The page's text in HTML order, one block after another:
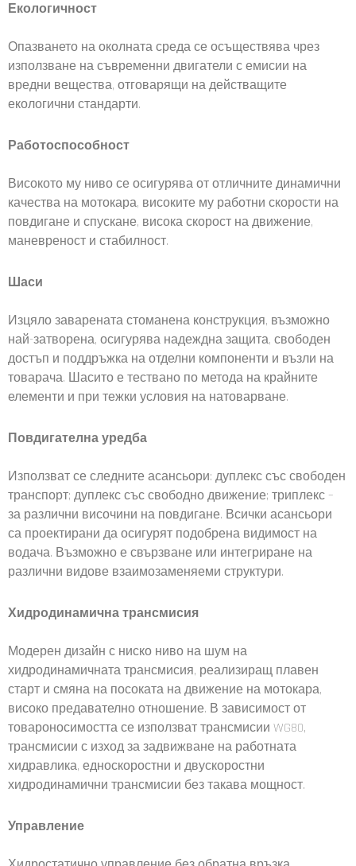
Екологичност
Опазването на околната среда се осъществява чрез
използване на съвременни двигатели с емисии на
вредни вещества, отговарящи на действащите
екологични стандарти.
Работоспособност
Високото му ниво се осигурява от отличните динамични
качества на мотокара, високите му работни скорости на
повдигане и спускане, висока скорост на движение,
маневреност и стабилност.
Шаси
Изцяло заварената стоманена конструкция, възможно
най-затворена, осигурява надеждна защита, свободен
достъп и поддръжка на отделни компоненти и възли на
товарача. Шасито е тествано по метода на крайните
елементи и при тежки условия на натоварване.
Повдигателна уредба
Използват се следните асансьори: дуплекс със свободен
транспорт; дуплекс със свободно движение; триплекс –
за различни височини на повдигане. Всички асансьори
са проектирани да осигурят подобрена видимост на
водача. Възможно е свързване или интегриране на
различни видове взаимозаменяеми структури.
Хидродинамична трансмисия
Модерен дизайн с ниско ниво на шум на
хидродинамичната трансмисия, реализиращ плавен
старт и смяна на посоката на движение на мотокара,
високо предавателно отношение. В зависимост от
товароносимостта се използват трансмисии WG80,
трансмисии с изход за задвижване на работната
хидравлика, едноскоростни и двускоростни
хидродинамични трансмисии без такава мощност.
Управление